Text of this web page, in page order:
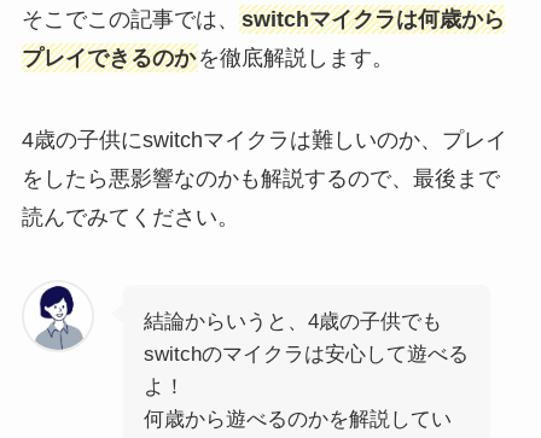
そこでこの記事では、 switchマイクラは何歳から
プレイできるのかを徹底解説します。
4歳の子供にswitchマイクラは難しいのか、プレイ
をしたら悪影響なのかも解説するので、最後まで
読んでみてください。
結論からいうと、4歳の子供でも
switchのマイクラは安心して遊べる
よ！
何歳から遊べるのかを解説してい